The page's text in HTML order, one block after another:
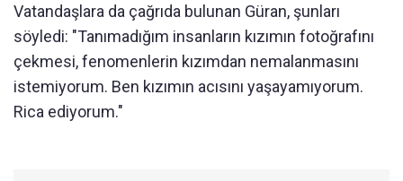
Vatandaşlara da çağrıda bulunan Güran, şunları
söyledi: "Tanımadığım insanların kızımın fotoğrafını
çekmesi, fenomenlerin kızımdan nemalanmasını
istemiyorum. Ben kızımın acısını yaşayamıyorum.
Rica ediyorum."